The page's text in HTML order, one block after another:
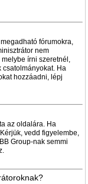
fórumokra,
nem
írni szeretnél,
csatolmányokat. Ha
hozzáadni, lépj
az oldalára. Ha
vedd figyelembe,
Group-nak semmi